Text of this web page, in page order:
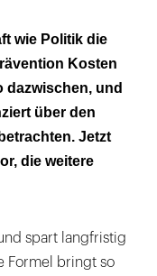
bis 2020
wie Politik die
Kosten
dazwischen, und
über den
Jetzt
die weitere
spart langfristig
Formel bringt so